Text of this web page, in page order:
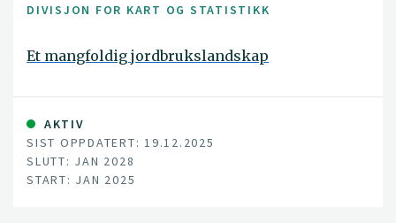
DIVISJON FOR KART OG STATISTIKK
Et mangfoldig jordbrukslandskap
AKTIV
SIST OPPDATERT: 19.12.2025
SLUTT: JAN 2028
START: JAN 2025